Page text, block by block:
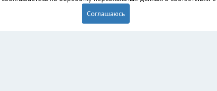
ООО «Профит» и охраняется законом.
Соглашаюсь